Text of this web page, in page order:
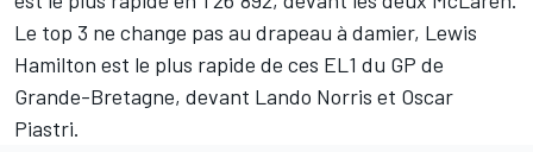
Le top 3 ne change pas au drapeau à damier, Lewis
Hamilton est le plus rapide de ces EL1 du GP de
Grande-Bretagne, devant Lando Norris et Oscar
Piastri.